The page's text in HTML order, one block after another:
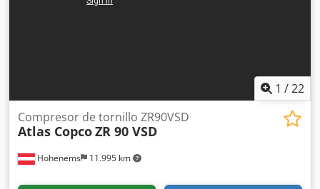
1 /22
Hohenems 11.995 km
Compresor de tornillo ZR90VSD
Atlas CopcoZR 90 VSD